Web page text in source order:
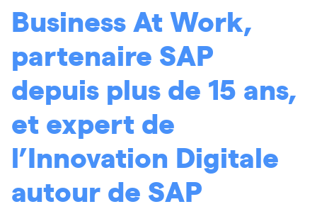
Business At Work,
partenaire SAP
depuis plus de 15 ans,
et expert de
l’Innovation Digitale
autour de SAP